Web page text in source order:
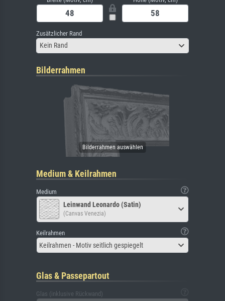
Zusätzlicher Rand
Kein Rand
Bilderrahmen
Medium & Keilrahmen
Medium
Leinwand Leonardo (Satin)
(Canvas Venezia)
Keilrahmen
Keilrahmen - Motiv seitlich gespiegelt
Glas & Passepartout
Glas (inklusive Rückwand)